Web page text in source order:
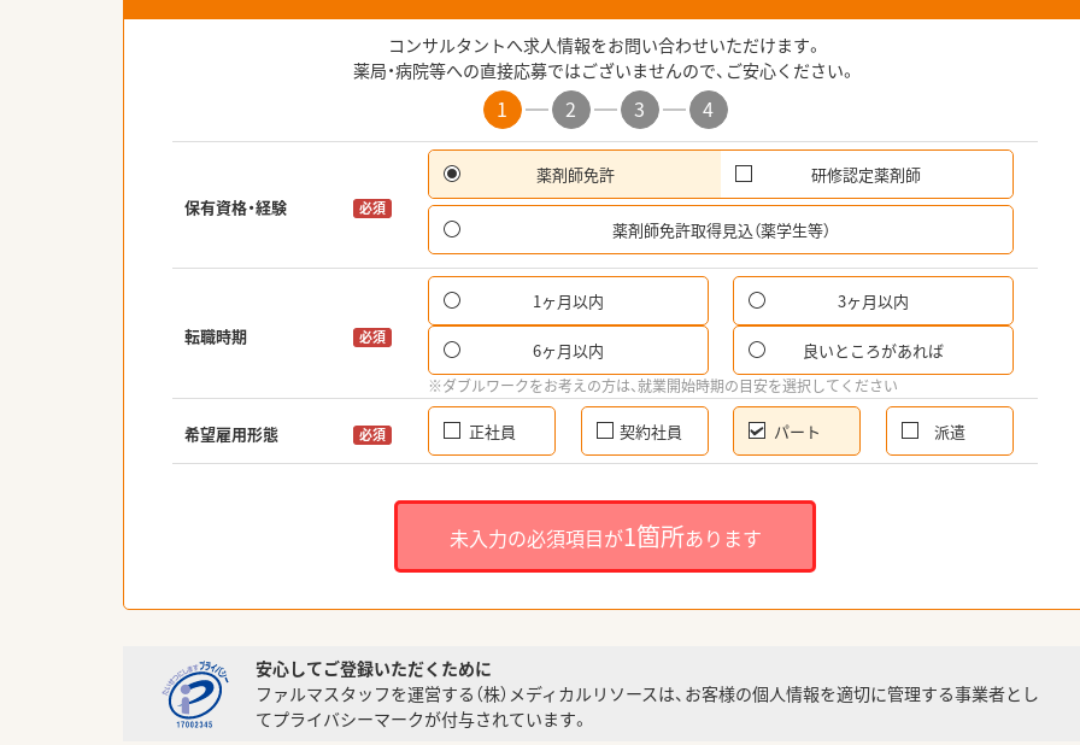
コンサルタントへ求人情報をお問い合わせいただけます。
薬局・病院等への直接応募ではございませんので、ご安心ください。
1 2 3 4
保有資格・経験 必須
薬剤師免許 研修認定薬剤師
薬剤師免許取得見込（薬学生等）
転職時期 必須
1ヶ月以内 3ヶ月以内
6ヶ月以内 良いところがあれば
※ダブルワークをお考えの方は、就業開始時期の目安を選択してください
希望雇用形態 必須 正社員 契約社員 パート 派遣
未入力の必須項目が1箇所あります
安心してご登録いただくために
ファルマスタッフを運営する（株）メディカルリソースは、お客様の個人情報を適切に管理する事業者とし
てプライバシーマークが付与されています。